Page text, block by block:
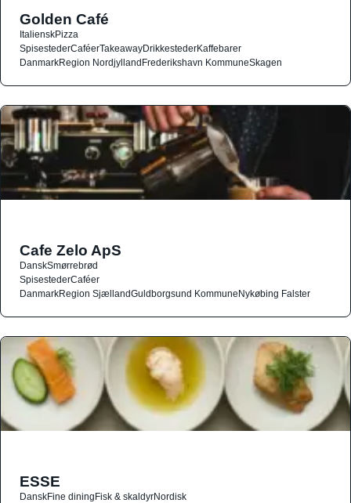
Golden Café
ItalienskPizza
SpisestederCaféerTakeawayDrikkestederKaffebarer
DanmarkRegion NordjyllandFrederikshavn KommuneSkagen
Cafe Zelo ApS
DanskSmørrebrød
SpisestederCaféer
DanmarkRegion SjællandGuldborgsund KommuneNykøbing Falster
ESSE
DanskFine diningFisk & skaldyrNordisk